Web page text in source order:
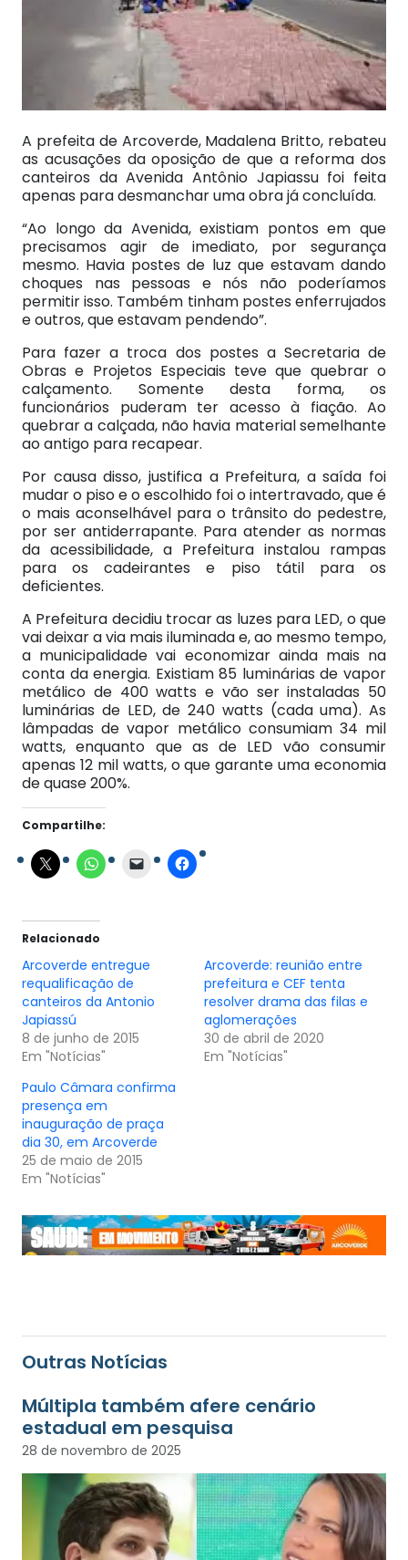
A prefeita de Arcoverde, Madalena Britto, rebateu
as acusações da oposição de que a reforma dos
canteiros da Avenida Antônio Japiassu foi feita
apenas para desmanchar uma obra já concluída.
“Ao longo da Avenida, existiam pontos em que
precisamos agir de imediato, por segurança
mesmo. Havia postes de luz que estavam dando
choques nas pessoas e nós não poderíamos
permitir isso. Também tinham postes enferrujados
e outros, que estavam pendendo”.
Para fazer a troca dos postes a Secretaria de
Obras e Projetos Especiais teve que quebrar o
calçamento. Somente desta forma, os
funcionários puderam ter acesso à fiação. Ao
quebrar a calçada, não havia material semelhante
ao antigo para recapear.
Por causa disso, justifica a Prefeitura, a saída foi
mudar o piso e o escolhido foi o intertravado, que é
o mais aconselhável para o trânsito do pedestre,
por ser antiderrapante. Para atender as normas
da acessibilidade, a Prefeitura instalou rampas
para os cadeirantes e piso tátil para os
deficientes.
A Prefeitura decidiu trocar as luzes para LED, o que
vai deixar a via mais iluminada e, ao mesmo tempo,
a municipalidade vai economizar ainda mais na
conta da energia. Existiam 85 luminárias de vapor
metálico de 400 watts e vão ser instaladas 50
luminárias de LED, de 240 watts (cada uma). As
lâmpadas de vapor metálico consumiam 34 mil
watts, enquanto que as de LED vão consumir
apenas 12 mil watts, o que garante uma economia
de quase 200%.
Compartilhe:
Relacionado
Arcoverde entregue
requalificação de
canteiros da Antonio
Japiassú
8 de junho de 2015
Em "Notícias"
Arcoverde: reunião entre
prefeitura e CEF tenta
resolver drama das filas e
aglomerações
30 de abril de 2020
Em "Notícias"
Paulo Câmara confirma
presença em
inauguração de praça
dia 30, em Arcoverde
25 de maio de 2015
Em "Notícias"
Outras Notícias
Múltipla também afere cenário
estadual em pesquisa
28 de novembro de 2025